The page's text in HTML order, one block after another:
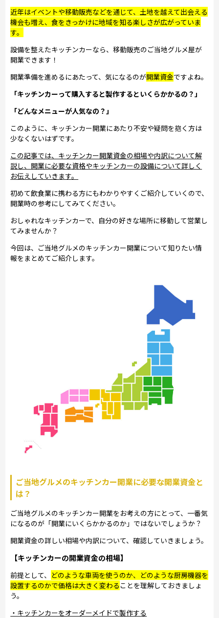
近年はイベントや移動販売などを通じて、土地を越えて出会える
機会も増え、食をきっかけに地域を知る楽しさが広がっていま
す。
設備を整えたキッチンカーなら、移動販売のご当地グルメ屋が
開業できます！
開業準備を進めるにあたって、気になるのが開業資金ですよね。
「キッチンカーって購入すると製作するといくらかかるの？」
「どんなメニューが人気なの？」
このように、キッチンカー開業にあたり不安や疑問を抱く方は
少なくないはずです。
この記事では、キッチンカー開業資金の相場や内訳について解
説し、開業に必要な資格やキッチンカーの設備について詳しく
お伝えしていきます。
初めて飲食業に携わる方にもわかりやすくご紹介していくので、
開業時の参考にしてみてください。
おしゃれなキッチンカーで、自分の好きな場所に移動して営業し
てみませんか？
今回は、ご当地グルメのキッチンカー開業について知りたい情
報をまとめてご紹介します。
ご当地グルメのキッチンカー開業に必要な開業資金と
は？
ご当地グルメのキッチンカー開業をお考えの方にとって、一番気
になるのが「開業にいくらかかるのか」ではないでしょうか？
開業資金の詳しい相場や内訳について、確認していきましょう。
【キッチンカーの開業資金の相場】
前提として、 どのような車両を使うのか、どのような厨房機器を
設置するのかで価格は大きく変わる ことを理解しておきましょ
う。
・キッチンカーをオーダーメイドで製作する